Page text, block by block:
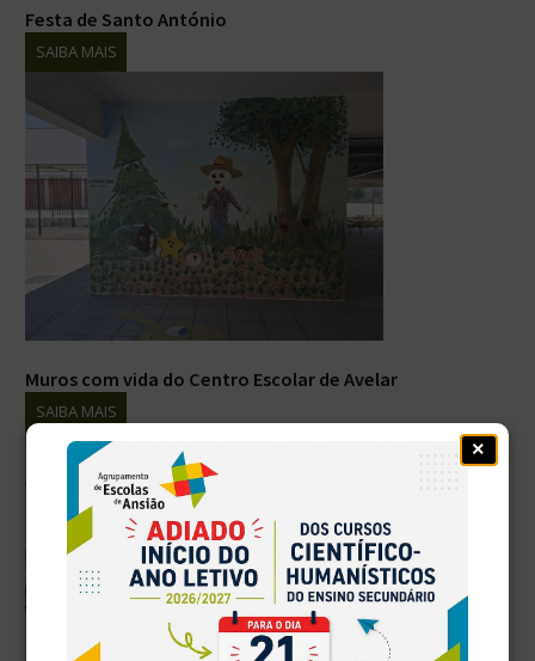
×
Festa de Santo António
SAIBA MAIS
Muros com vida do Centro Escolar de Avelar
SAIBA MAIS